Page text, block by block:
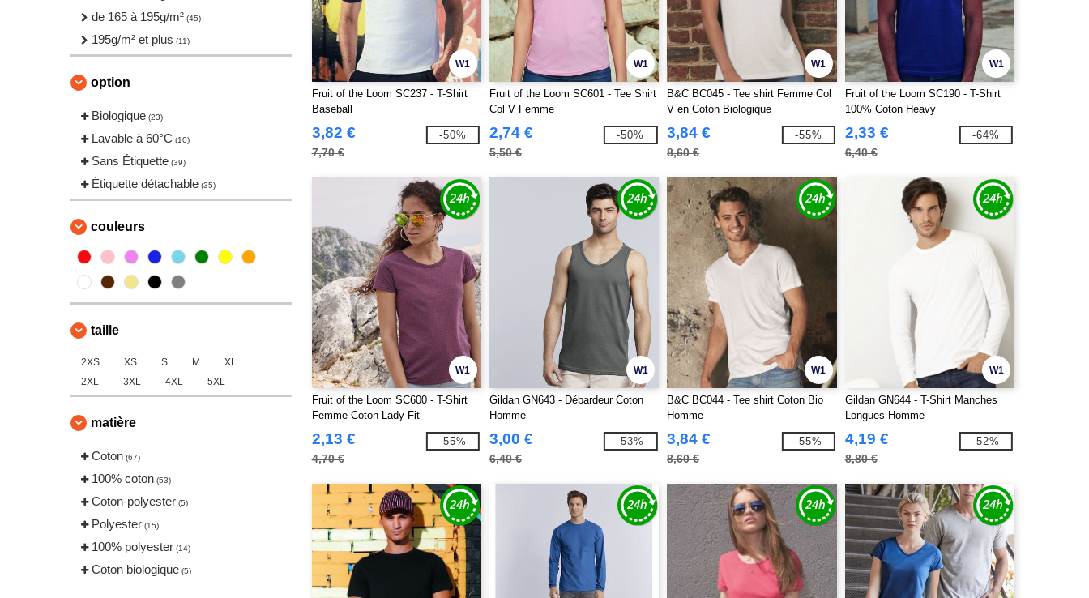
Sans Étiquette (3)
Skinnifit (5)
Spiro (2)
Starworld
Tombo
de 165 à 195g/m² (45)
195g/m² et plus (11)
option
Biologique (23)
Lavable à 60°C (10)
Sans Étiquette (39)
Étiquette détachable (35)
couleurs
taille
2XS XS S M
XL
2XL
3XL 4XL 5XL
matière
Coton (67)
100% coton (53)
Coton-polyester (5)
Polyester (15)
100% polyester (14)
Coton biologique (5)
W1
Fruit of the Loom SC237 - T-Shirt
Baseball
3,82 €
7,70 €
-50%
W1
Fruit of the Loom SC601 - Tee Shirt
Col V Femme
2,74 €
5,50 €
-50%
W1
B&C BC045 - Tee shirt Femme Col
V en Coton Biologique
3,84 €
8,60 €
-55%
W1
Fruit of the Loom SC190 - T-Shirt
100% Coton Heavy
2,33 €
6,40 €
-64%
W1
Fruit of the Loom SC600 - T-Shirt
Femme Coton Lady-Fit
2,13 €
4,70 €
-55%
W1
Gildan GN643 - Débardeur Coton
Homme
3,00 €
6,40 €
-53%
W1
B&C BC044 - Tee shirt Coton Bio
Homme
3,84 €
8,60 €
-55%
W1
Gildan GN644 - T-Shirt Manches
Longues Homme
4,19 €
8,80 €
-52%